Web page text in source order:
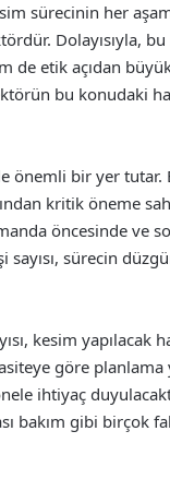
sürecinin her
Dolayısıyla, bu
etik açıdan
bu konudaki
önemli bir yer
kritik öneme
öncesinde ve
sürecin
kesim yapılacak
göre planlama
ihtiyaç
bakım gibi birçok